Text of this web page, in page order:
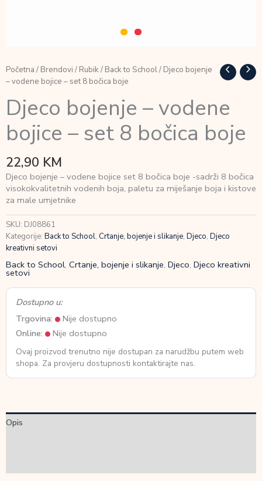
Početna / Brendovi / Rubik/ Back to School/ Djeco bojenje
– vodene bojice – set 8 bočica boje
Djeco bojenje – vodene
bojice – set 8 bočica boje
22,90 KM
Djeco bojenje – vodene bojice set 8 bočica boje -sadrži 8 bočica
visokokvalitetnih vodenih boja, paletu za miješanje boja i kistove
za male umjetnike
SKU: DJ08861
Kategorije: Back to School, Crtanje, bojenje i slikanje, Djeco, Djeco
kreativni setovi
Back to School, Crtanje, bojenje i slikanje, Djeco, Djeco kreativni
setovi
Dostupno u:
Trgovina:
Nije dostupno
Online:
Nije dostupno
Ovaj proizvod trenutno nije dostupan za narudžbu putem web
shopa. Za provjeru dostupnosti kontaktirajte nas.
Opis